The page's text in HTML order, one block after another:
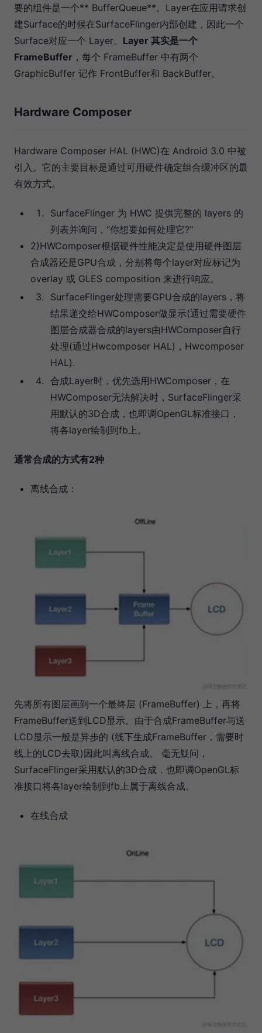
要的组件是一个** BufferQueue**。Layer在应用请求创
建Surface的时候在SurfaceFlinger内部创建，因此一个
Surface对应一个 Layer。 Layer 其实是一个
FrameBuffer ，每个 FrameBuffer 中有两个
GraphicBuffer 记作 FrontBuffer和 BackBuffer。
Hardware Composer
Hardware Composer HAL (HWC)在 Android 3.0 中被
引入。它的主要目标是通过可用硬件确定组合缓冲区的最
有效方式。
SurfaceFlinger 为 HWC 提供完整的 layers 的
列表并询问，“你想要如何处理它?"
2)HWComposer根据硬件性能决定是使用硬件图层
合成器还是GPU合成，分别将每个layer对应标记为
overlay 或 GLES composition 来进行响应。
SurfaceFlinger处理需要GPU合成的layers，将
结果递交给HWComposer做显示(通过需要硬件
图层合成器合成的layers由HWComposer自行
处理(通过Hwcomposer HAL)，Hwcomposer
HAL).
合成Layer时，优先选用HWComposer，在
HWComposer无法解决时，SurfaceFlinger采
用默认的3D合成，也即调OpenGL标准接口，
将各layer绘制到fb上。
通常合成的方式有2种
离线合成：
先将所有图层画到一个最终层 (FrameBuffer) 上，再将
FrameBuffer送到LCD显示。由于合成FrameBuffer与送
LCD显示一般是异步的 (线下生成FrameBuffer，需要时
线上的LCD去取)因此叫离线合成。 毫无疑问，
SurfaceFlinger采用默认的3D合成，也即调OpenGL标
准接口将各layer绘制到fb上属于离线合成。
在线合成